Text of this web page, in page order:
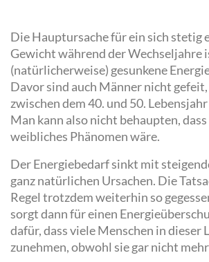
Die Hauptursache für ein sich stetig
Gewicht während der Wechseljahre
(natürlicherweise) gesunkene
Davor sind auch Männer nicht gefeit,
zwischen dem 40. und 50.
Man kann also nicht behaupten,
weibliches Phänomen wäre.
Der Energiebedarf sinkt mit
ganz natürlichen Ursachen. Die
Regel trotzdem weiterhin so
sorgt dann für einen
dafür, dass viele Menschen in dieser
zunehmen, obwohl sie gar nicht mehr